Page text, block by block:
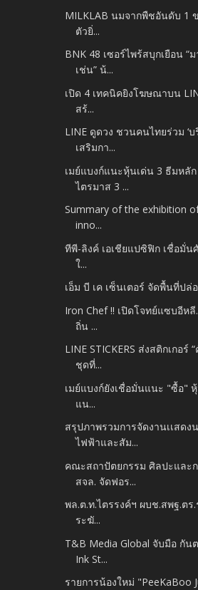
MILKLAB นมจากพืชอันดับ 1 ข
ตัวยิ่...
BNK 48 เซอร์ไพร้สบุกเยือน “
เช่น” น้...
เปิด 4 เทคนิคยิงโฆษณาบน
สร้...
LINE ดูดวง ชวนคนไทยร่วม ‘บ
เสริมกา...
เมย์แบงก์แนะหุ้นเด่น 3 ธีมหลั
ไตรมาส 3 ...
Summary of the exhibition
inno...
ทีพี-ลิงค์ เอเชียแปซิฟิก เชื่อมั่น
ใ...
เอ็ม บี เค เซ็นเตอร์ จัดพื้นที่ปล่
Iron Chef !! เปิดโจทย์แซบอีห
ถิ่น ...
LINE STICKERS ส่งสติกเกอร์
ชุดที่...
เมย์แบงก์ยังเชื่อมั่นแนะ "ซื้อ"
แน...
สรุปภาพรวมการจัดงานเเสด
ไฟฟ้าและสัม...
คณะสถาปัตยกรรม ศิลปะและ
สจล. จัดฟอร...
พล.ต.ท.ไตรรงค์ฯ ผบช.สพฐ.ตร
ระฆั...
T&B Media Global จับมือ กัน
Ink St...
รายการน้องใหม่ "PeeKaBoo